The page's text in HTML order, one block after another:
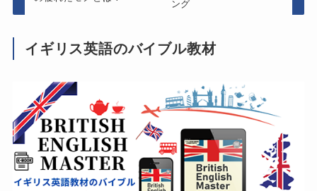
ング
イギリス英語のバイブル教材